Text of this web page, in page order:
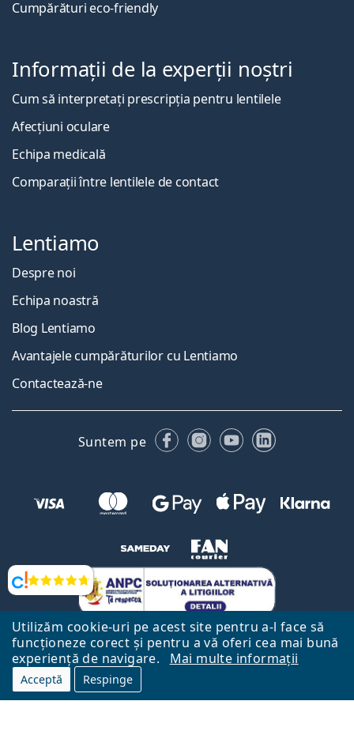
Utilizăm cookie-uri pe acest site pentru a-l face să
funcționeze corect și pentru a vă oferi cea mai bună
experiență de navigare.
Mai multe informații
Acceptă Respinge
Opinii
Cumpărături eco-friendly
Informații de la experții noștri
Cum să interpretați prescripția pentru lentilele
Afecțiuni oculare
Echipa medicală
Comparații între lentilele de contact
Lentiamo
Despre noi
Echipa noastră
Blog Lentiamo
Avantajele cumpărăturilor cu Lentiamo
Contactează-ne
Suntem pe FacebookInstagram
YouTubeLinkedIn
Către Pagina Principală
Mai sus